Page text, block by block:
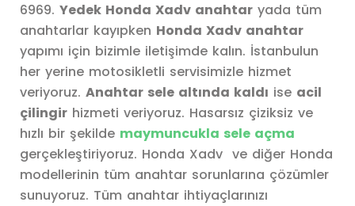
6969. Yedek Honda Xadv anahtar yada tüm
anahtarlar kayıpken Honda Xadv anahtar
yapımı için bizimle iletişimde kalın. İstanbulun
her yerine motosikletli servisimizle hizmet
veriyoruz. Anahtar sele altında kaldı ise acil
çilingir hizmeti veriyoruz. Hasarsız çiziksiz ve
hızlı bir şekilde maymuncukla sele açma
gerçekleştiriyoruz. Honda Xadv ve diğer Honda
modellerinin tüm anahtar sorunlarına çözümler
sunuyoruz. Tüm anahtar ihtiyaçlarınızı